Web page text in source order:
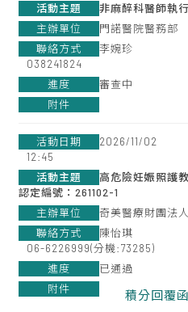
非麻醉科醫師執
門諾醫院醫務部
李婉珍
038241824
審查中
2026/11/02
12:45
高危險妊娠照護
認定編號：261102-1
奇美醫療財團法
陳怡琪
06-6226999(分機:73285)
已通過
積分回覆函